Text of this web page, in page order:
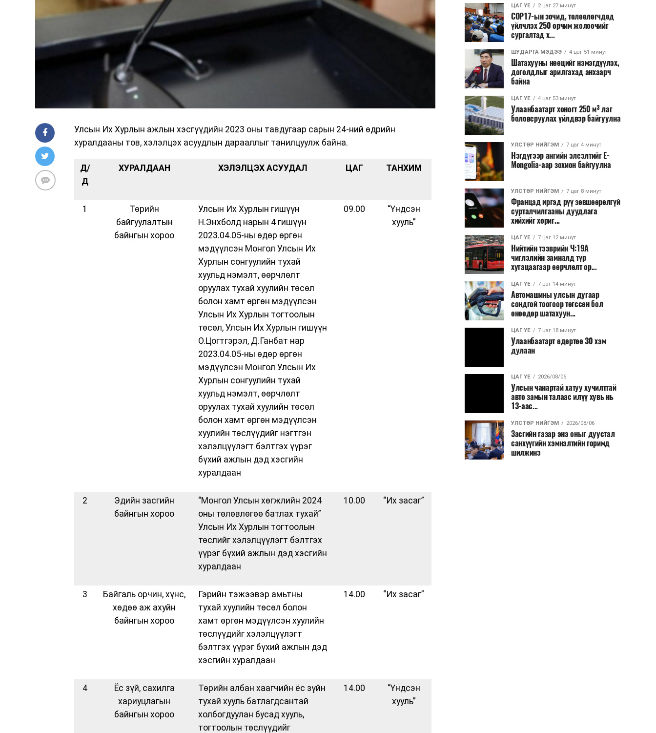
Улсын Их Хурлын ажлын хэсгүүдийн 2023 оны тавдугаар сарын 24-ний өдрийн
хуралдааны тов, хэлэлцэх асуудлын дарааллыг танилцуулж байна.
Д/
Д
ХУРАЛДААН ХЭЛЭЛЦЭХ АСУУДАЛ ЦАГ ТАНХИМ
1
Төрийн
байгуулалтын
байнгын хороо
Улсын Их Хурлын гишүүн
Н.Энхболд нарын 4 гишүүн
2023.04.05-ны өдөр өргөн
мэдүүлсэн Монгол Улсын Их
Хурлын сонгуулийн тухай
хуульд нэмэлт, өөрчлөлт
оруулах тухай хуулийн төсөл
болон хамт өргөн мэдүүлсэн
Улсын Их Хурлын тогтоолын
төсөл, Улсын Их Хурлын гишүүн
О.Цогтгэрэл, Д.Ганбат нар
2023.04.05-ны өдөр өргөн
мэдүүлсэн Монгол Улсын Их
Хурлын сонгуулийн тухай
хуульд нэмэлт, өөрчлөлт
оруулах тухай хуулийн төсөл
болон хамт өргөн мэдүүлсэн
хуулийн төслүүдийг нэгтгэн
хэлэлцүүлэгт бэлтгэх үүрэг
бүхий ажлын дэд хэсгийн
хуралдаан
09.00
“Үндсэн
хууль”
2
Эдийн засгийн
байнгын хороо
“Монгол Улсын хөгжлийн 2024
оны төлөвлөгөө батлах тухай”
Улсын Их Хурлын тогтоолын
төслийг хэлэлцүүлэгт бэлтгэх
үүрэг бүхий ажлын дэд хэсгийн
хуралдаан
10.00 “Их засаг”
3
Байгаль орчин, хүнс,
хөдөө аж ахуйн
байнгын хороо
Гэрийн тэжээвэр амьтны
тухай хуулийн төсөл болон
хамт өргөн мэдүүлсэн хуулийн
төслүүдийг хэлэлцүүлэгт
бэлтгэх үүрэг бүхий ажлын дэд
хэсгийн хуралдаан
14.00 “Их засаг”
4
Ёс зүй, сахилга
хариуцлагын
байнгын хороо
Төрийн албан хаагчийн ёс зүйн
тухай хууль батлагдсантай
холбогдуулан бусад хууль,
тогтоолын төслүүдийг
14.00
“Үндсэн
хууль”
ЦАГ ҮЕ 2 цаг 27 минут
COP17-ын зочид, төлөөлөгчдөд
үйлчлэх 250 орчим жолоочийг
сургалтад х...
ШУДАРГА МЭДЭЭ 4 цаг 51 минут
Шатахууны нөөцийг нэмэгдүүлэх,
доголдлыг арилгахад анхаарч
байна
ЦАГ ҮЕ 4 цаг 53 минут
Улаанбаатарт хоногт 250 м³ лаг
боловсруулах үйлдвэр байгуулна
УЛСТӨР НИЙГЭМ 7 цаг 4 минут
Нэгдүгээр ангийн элсэлтийг E-
Mongolia-аар зохион байгуулна
УЛСТӨР НИЙГЭМ 7 цаг 8 минут
Францад иргэд рүү зөвшөөрөлгүй
сурталчилгааны дуудлага
хийхийг хориг...
ЦАГ ҮЕ 7 цаг 12 минут
Нийтийн тээврийн Ч:19А
чиглэлийн замналд түр
хугацаагаар өөрчлөлт ор...
ЦАГ ҮЕ 7 цаг 14 минут
Автомашины улсын дугаар
сондгой тоогоор төгссөн бол
өнөөдөр шатахуун...
ЦАГ ҮЕ 7 цаг 18 минут
Улаанбаатарт өдөртөө 30 хэм
дулаан
ЦАГ ҮЕ 2026/08/06
Улсын чанартай хатуу хучилттай
авто замын талаас илүү хувь нь
13-аас...
УЛСТӨР НИЙГЭМ 2026/08/06
Засгийн газар энэ оныг дуустал
санхүүгийн хэмнэлтийн горимд
шилжинэ